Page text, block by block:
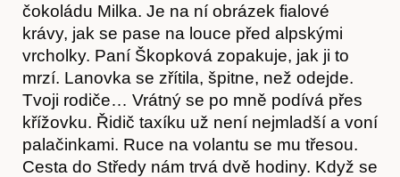
Články
čokoládu Milka. Je na ní obrázek fialové
krávy, jak se pase na louce před alpskými
vrcholky. Paní Škopková zopakuje, jak ji to
mrzí. Lanovka se zřítila, špitne, než odejde.
Tvoji rodiče… Vrátný se po mně podívá přes
křížovku. Řidič taxíku už není nejmladší a voní
palačinkami. Ruce na volantu se mu třesou.
Cesta do Středy nám trvá dvě hodiny. Když se